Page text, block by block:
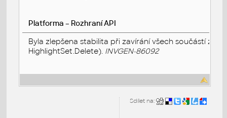
Platforma – Rozhraní API
Byla zlepšena stabilita při zavírání všech součástí
HighlightSet.Delete). INVGEN-86092
Sdílet na: